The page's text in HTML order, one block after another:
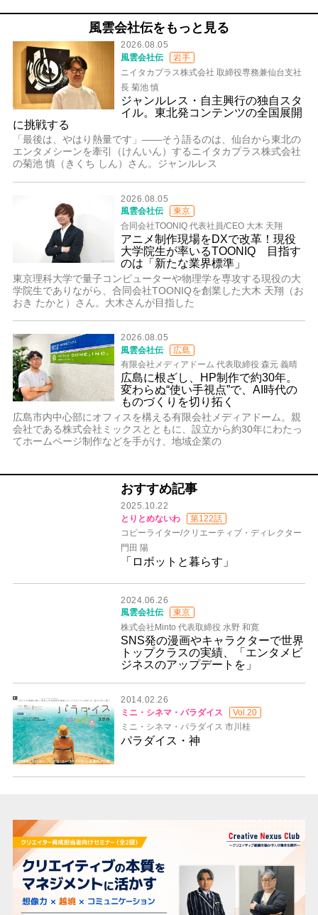
風雲会社伝をもっと見る
2026.08.05
風雲会社伝
岩手
ニイタカプラス株式会社 取締役専務兼仙台支社
長 菊池 慎
ジャンルレス・自主興行の独自スタ
イル。東北発コンテンツの全国展開
に挑戦する
「最後は、やはり熱量です」――そう語るのは、仙台から東北の
エンタメシーンを牽引（けんいん）するニイタカプラス株式会社
の菊池 慎（きくち しん）さん。ジャンルレス
2026.08.05
風雲会社伝
東京
合同会社TOONIQ 代表社員/CEO 大木 天翔
アニメ制作現場をDXで改革！現役
大学院生が率いるTOONIQ 目指す
のは「新たな業界標準」
東京理科大学で量子コンピューターや物理学を専攻する現役の大
学院生でありながら、合同会社TOONIQを創業した大木 天翔（お
おき たかと）さん。大木さんが目指した
2026.08.05
風雲会社伝
広島
有限会社メディアドーム 代表取締役 森元 義晴
広島に根ざし、HP制作で約30年。
変わらぬ“使い手視点”で、AI時代の
ものづくりを切り拓く
広島市内中心部にオフィスを構える有限会社メディアドーム。親
会社である株式会社ミックスとともに、設立から約30年にわたっ
てホームページ制作などを手がけ、地域企業の
おすすめ記事
2025.10.22
とりとめないわ
第122話
コピーライター/クリエーティブ・ディレクター
門田 陽
「ロボットと暮らす」
2024.06.26
風雲会社伝
東京
株式会社Minto 代表取締役 水野 和寛
SNS発の漫画やキャラクターで世界
トップクラスの実績、「エンタメビ
ジネスのアップデートを」
2014.02.26
ミニ・シネマ・パラダイス
Vol.20
ミニ・シネマ・パラダイス 市川桂
パラダイス・神